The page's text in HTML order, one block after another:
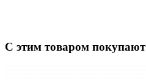
С этим товаром покупают